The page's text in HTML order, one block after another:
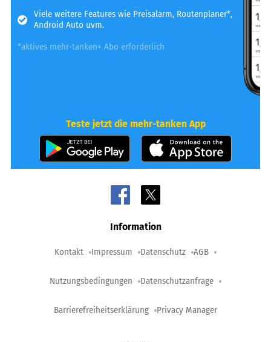
Viele weitere Features wie Preisalarm, Routenplaner*,
Android Auto uvm.
*aktives mehr-tanken+ Abo erforderlich
Teste jetzt die mehr-tanken App
Information
Kontakt Impressum Datenschutz AGB
Nutzungsbedingungen Datenschutzanfrage
Barrierefreiheitserklärung Privacy Manager